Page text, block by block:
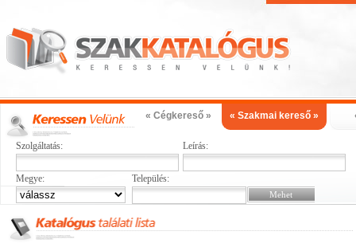
« Cégkereső » « Szakmai kereső »
Szolgáltatás: Leírás:
Megye: Település: